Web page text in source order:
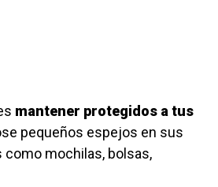
mantener protegidos a tus
pequeños espejos en sus
mochilas, bolsas,